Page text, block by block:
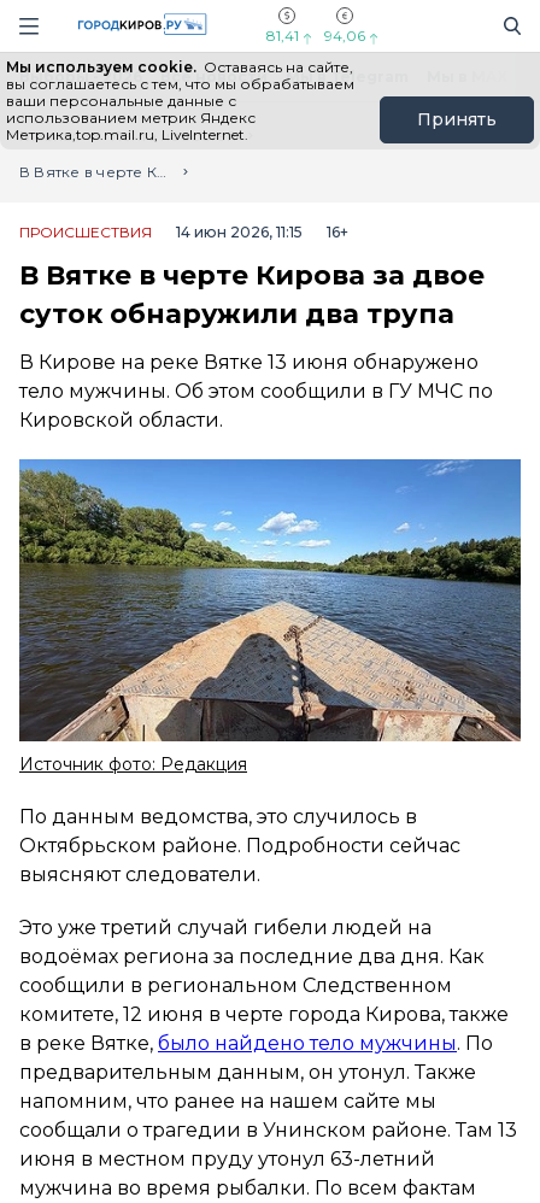
Навигация сайта
81,41 94,06
Мы используем cookie. Оставаясь на сайте,
вы соглашаетесь с тем, что мы обрабатываем
ваши персональные данные с
использованием метрик Яндекс
Метрика,top.mail.ru, LiveInternet.
Принять
Выборы - 2026 Все новости Мы в Telegram
Главная
Лента новостей
В Вятке в черте Кирова за двое суток обнаружили два трупа
ПРОИСШЕСТВИЯ 14 июн 2026, 11:15 16+
В Вятке в черте Кирова за двое
суток обнаружили два трупа
В Кирове на реке Вятке 13 июня обнаружено
тело мужчины. Об этом сообщили в ГУ МЧС по
Кировской области.
Источник фото: Редакция
По данным ведомства, это случилось в
Октябрьском районе. Подробности сейчас
выясняют следователи.
Это уже третий случай гибели людей на
водоёмах региона за последние два дня. Как
сообщили в региональном Следственном
комитете, 12 июня в черте города Кирова, также
в реке Вятке, было найдено тело мужчины. По
предварительным данным, он утонул. Также
напомним, что ранее на нашем сайте мы
сообщали о трагедии в Унинском районе. Там 13
июня в местном пруду утонул 63-летний
мужчина во время рыбалки. По всем фактам